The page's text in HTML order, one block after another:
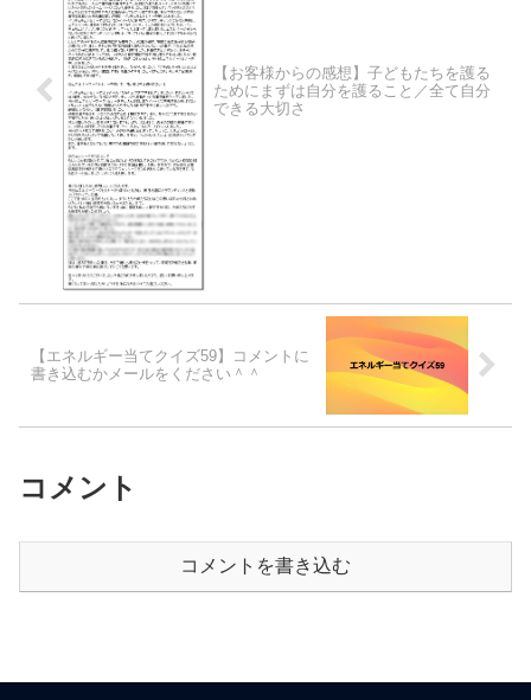
【お客様からの感想】子どもたちを護る
ためにまずは自分を護ること／全て自分
できる大切さ
【エネルギー当てクイズ59】コメントに
書き込むかメールをください＾＾
コメント
コメントを書き込む